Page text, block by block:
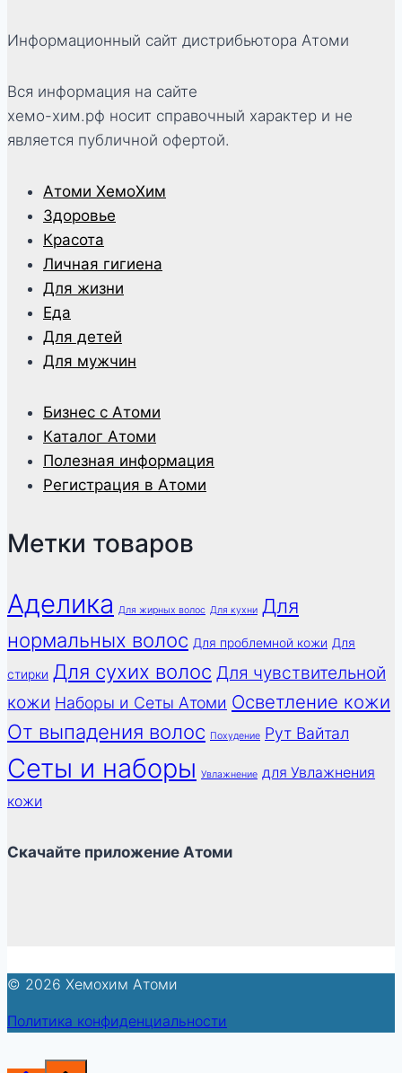
Информационный сайт дистрибьютора Атоми
Вся информация на сайте
хемо-хим.рф носит справочный характер и не
является публичной офертой.
Атоми ХемоХим
Здоровье
Красота
Личная гигиена
Для жизни
Еда
Для детей
Для мужчин
Бизнес с Атоми
Каталог Атоми
Полезная информация
Регистрация в Атоми
Метки товаров
Аделика Для жирных волос Для кухни Для
нормальных волос Для проблемной кожи Для
стирки Для сухих волос Для чувствительной
кожи Наборы и Сеты Атоми Осветление кожи
От выпадения волос Похудение Рут Вайтал
Сеты и наборы Увлажнение для Увлажнения
кожи
Скачайте приложение Атоми
© 2026 Хемохим Атоми
Политика конфиденциальности